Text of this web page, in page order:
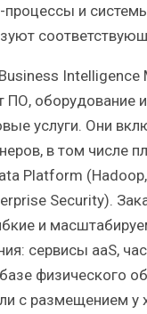
процессы и
Intelligence
ПО, оборудование и
услуги. Они
в том числе
Platform
Security).
и
сервисы aaS,
физического
с размещением у